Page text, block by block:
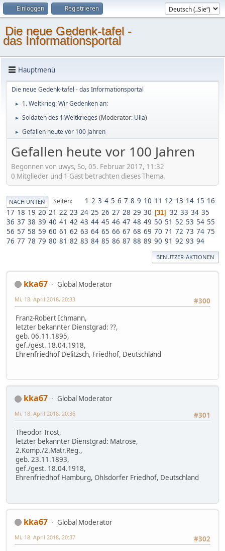
Einloggen Registrieren
Die neue Gedenk-tafel -
das Informationsportal
Hauptmenü
Die neue Gedenk-tafel - das Informationsportal
► 1. Weltkrieg: Wir Gedenken an:
► Soldaten des 1.Weltkrieges (Moderator: Ulla)
► Gefallen heute vor 100 Jahren
Gefallen heute vor 100 Jahren
Begonnen von uwys, So, 05. Februar 2017, 11:32
0 Mitglieder und 1 Gast betrachten dieses Thema.
NACH UNTEN Seiten 1 2 3 4 5 6 7 8 9 10 11 12 13 14 15 16
17 18 19 20 21 22 23 24 25 26 27 28 29 30 31 32 33 34 35
36 37 38 39 40 41 42 43 44 45 46 47 48 49 50 51 52 53 54 55
56 57 58 59 60 61 62 63 64 65 66 67 68 69 70 71 72 73 74 75
76 77 78 79 80 81 82 83 84 85 86 87 88 89 90 91 92 93 94
BENUTZER-AKTIONEN
kka67
Global Moderator
#300
Mi, 18. April 2018, 20:33
Franz-Robert Ichmann,
letzter bekannter Dienstgrad: ??,
geb. 06.11.1895,
gef./gest. 18.04.1918,
Ehrenfriedhof Delitzsch, Friedhof, Deutschland
kka67
Global Moderator
#301
Mi, 18. April 2018, 20:36
Theodor Trost,
letzter bekannter Dienstgrad: Matrose,
2.Komp./2.Matr.Reg.,
geb. 23.11.1893,
gef./gest. 18.04.1918,
Ehrenfriedhof Hamburg, Ohlsdorfer Friedhof, Deutschland
kka67
Global Moderator
#302
Mi, 18. April 2018, 20:37